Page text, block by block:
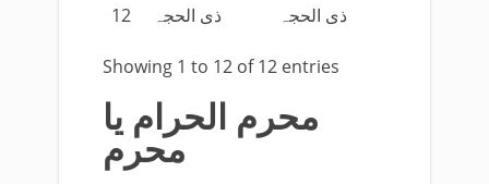
12
ذی الحجہ ذی الحجہ
Showing 1 to 12 of 12 entries
محرم الحرام یا
محرم